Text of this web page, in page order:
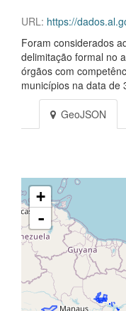
URL: https://dados.al.gov.br/catalogo/dataset/7231482c-
Foram considerados
delimitação formal no
órgãos com
municípios na data de
GeoJSON